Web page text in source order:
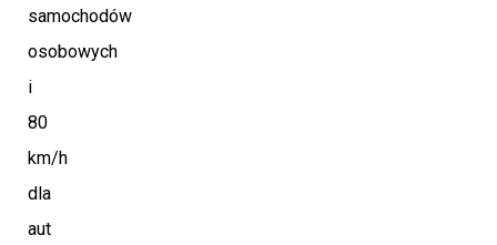
samochodów
osobowych
i
80
km/h
dla
aut